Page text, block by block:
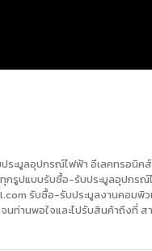
ะมูลอุปกรณ์ไฟฟ้า อีเลคทรอนิค
กรูปแบบรับซื้อ-รับประมูลอุปกร
รับซื้อ-รับประมูลงานคอมพิ
จนท่านพอใจและไปรับสินค้าถึ